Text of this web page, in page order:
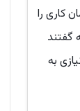
کاری را
گفتند
به